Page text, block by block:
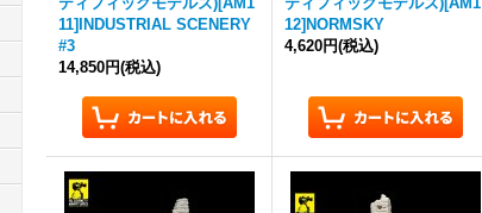
11]INDUSTRIAL SCENERY
#3
14,850円(税込)
12]NORMSKY
4,620円(税込)